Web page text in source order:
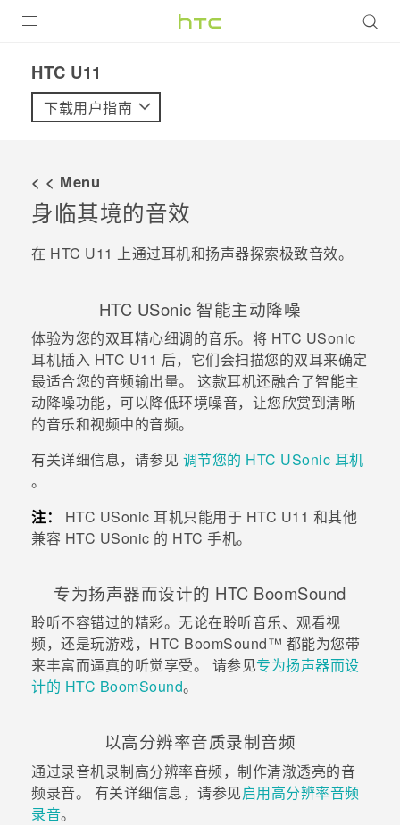
VIVE
支持帮助
在线客服
HTC U11‎
下载用户指南
< < Menu
身临其境的音效
在 HTC U11 上通过耳机和扬声器探索极致音效。
HTC USonic 智能主动降噪
体验为您的双耳精心细调的音乐。将 HTC USonic
耳机插入 HTC U11 后，它们会扫描您的双耳来确定
最适合您的音频输出量。 这款耳机还融合了智能主
动降噪功能，可以降低环境噪音，让您欣赏到清晰
的音乐和视频中的音频。
有关详细信息，请参见 调节您的 HTC USonic 耳机
。
注：
HTC USonic 耳机只能用于 HTC U11 和其他
兼容 HTC USonic 的 HTC 手机。
专为扬声器而设计的 HTC BoomSound
聆听不容错过的精彩。无论在聆听音乐、观看视
频，还是玩游戏， HTC BoomSound™ 都能为您带
来丰富而逼真的听觉享受。 请参见专为扬声器而设
计的 HTC BoomSound。
以高分辨率音质录制音频
通过录音机录制高分辨率音频，制作清澈透亮的音
频录音。 有关详细信息，请参见启用高分辨率音频
录音。